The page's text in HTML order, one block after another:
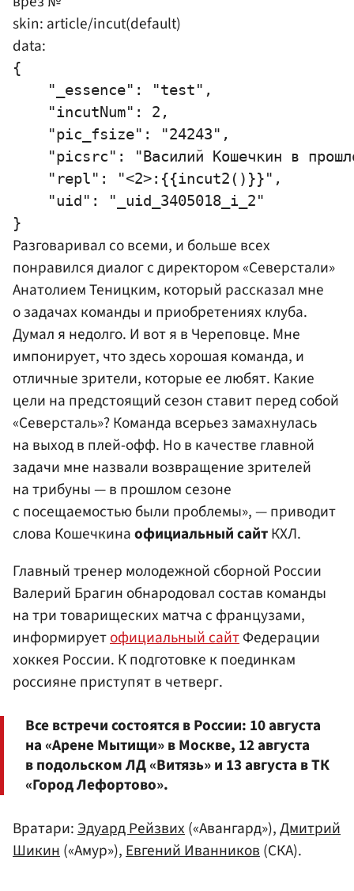
skin: article/incut(default)
data:
{
    "_essence": "test",
    "incutNum": 2,
    "pic_fsize": "24243",
"picsrc": "Василий Кошечкин в
    "repl": "<2>:{{incut2()}}",
    "uid": "_uid_3405018_i_2"
Разговаривал со всеми, и больше всех
понравился диалог с директором «Северстали»
Анатолием Теницким, который рассказал мне
о задачах команды и приобретениях клуба.
Думал я недолго. И вот я в Череповце. Мне
импонирует, что здесь хорошая команда, и
отличные зрители, которые ее любят. Какие
цели на предстоящий сезон ставит перед собой
«Северсталь»? Команда всерьез замахнулась
на выход в плей-офф. Но в качестве главной
задачи мне назвали возвращение зрителей
на трибуны — в прошлом сезоне
с посещаемостью были проблемы», — приводит
слова Кошечкинаофициальный сайтКХЛ.
Главный тренер молодежной сборной России
Валерий Брагин обнародовал состав команды
на три товарищеских матча с французами,
информируетофициальный сайтФедерации
хоккея России. К подготовке к поединкам
россияне приступят в четверг.
Все встречи состоятся в России: 10 августа
на «Арене Мытищи» в Москве, 12 августа
в подольском ЛД «Витязь» и 13 августа в ТК
«Город Лефортово».
Вратари:Эдуард Рейзвих(«Авангард»),Дмитрий
Шикин(«Амур»),Евгений Иванников(СКА).